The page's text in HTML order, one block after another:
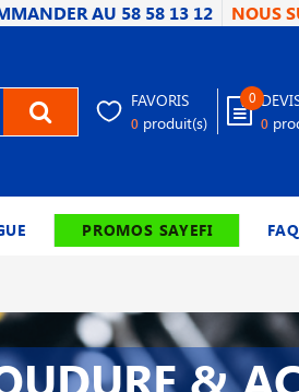
AU 58 58 13 12 NOUS
FAVORIS
0 produit(s)
0
0
PROMOS SAYEFI FAQ